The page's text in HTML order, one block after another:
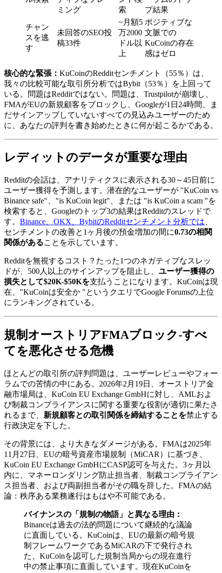
ミング
索
プ結果
チャン
スを逃
す
未回答のSEO投
稿33件
~月額5
万2000
ドル以
上
ポジティブな
文脈での
KuCoinの存在
感はゼロ
核心的な緊張： KuCoinのRedditセンチメント（55％）は、
我々の比較可能な取引所分析ではBybit（53％）を上回って
いる。問題はRedditではない。問題は、Trustpilotが崩壊し、
FMAがEUの新規顧客をブロックし、Googleが1日24時間、ま
だサインアップしていないすべての見込みユーザーのため
に、あなたの評判を書き始めたときに何が起こるかである。
レディットのデータが重要な理由
Redditの会話は、アナリティクスに表示される30～45日前に
ユーザー獲得を予測します。潜在的なユーザーが "KuCoin vs
Binance safe"、"is KuCoin legit"、または "is KuCoin a scam "を
検索すると、Googleのトップ3の結果はRedditのスレッドで
す。 Binance、OKX、BybitのRedditセンチメント分析では
センチメントの改善と1ヶ月後の預金増加の間に0.73の相関
関係があることを示しています。
Redditを無視するコスト？たった1つのネガティブなスレッ
ドが、500人以上のサインアップを阻止し、 ユーザー獲得の
損失として$20K-$50Kを支払うことになります。KuCoinは現
在、"KuCoinは安全か "というクエリでGoogle Forumsの上位
にランキングされている。
規制オーストリアFMAブロック-すべ
てを悪化させる危機
ほとんどの取引所の評判問題は、ユーザーレビューやフォー
ラムでの苦情の中にある。2026年2月19日、オーストリア金
融市場局は、KuCoin EU Exchange GmbHに対し、AMLおよ
び制裁コンプライアンスに関する重要な役割が適切に果たさ
れるまで、 新規顧客との取引関係を締結することを禁止する
行政決定を下した。
その背景には、より大きなダメージがある。FMAは2025年
11月27日、EUの暗号資産市場規制（MiCAR）に基づき、
KuCoin EU Exchange GmbHにCASP認可を与えた。3ヶ月以
内に、マネーロンダリング防止担当者、制裁コンプライアン
ス担当者、および両副担当者がその職を辞した。FMAの結
論：秩序ある業務遂行はもはや不可能である。
バイナンスの「規制の物語」と異なる理由：
Binanceは過去の法的問題について継続的な議論
に直面している。KuCoinは、EUの最新の暗号規
制フレームワークであるMiCARの下で発行され
た、KuCoinを認可した規制当局からの現在進行
中の禁止事項に直面しています。現在KuCoinを